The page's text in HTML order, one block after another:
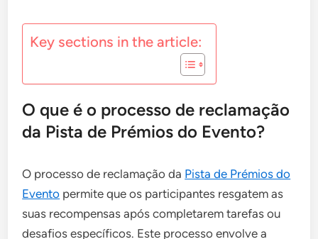
Key sections in the article:
O que é o processo de reclamação
da Pista de Prémios do Evento?
O processo de reclamação da Pista de Prémios do
Evento permite que os participantes resgatem as
suas recompensas após completarem tarefas ou
desafios específicos. Este processo envolve a